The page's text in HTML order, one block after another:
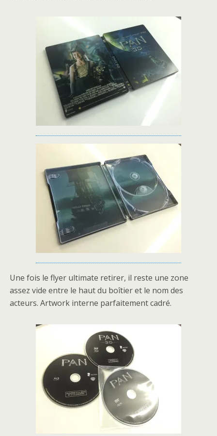
Une fois le flyer ultimate retirer, il reste une zone
assez vide entre le haut du boîtier et le nom des
acteurs. Artwork interne parfaitement cadré.